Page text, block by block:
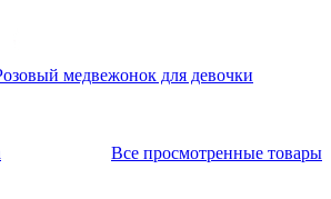
медвежонок для девочки
Все просмотренные товары